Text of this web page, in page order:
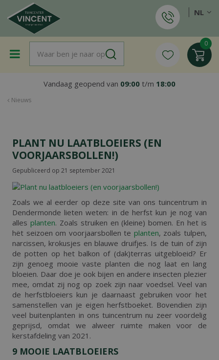
a
Nieuws
Vandaag geopend van 09:00 t/m 18:00
NL
PLANT NU LAATBLOEIERS (EN
VOORJAARSBOLLEN!)
Gepubliceerd op 21 september 2021
Zoals we al eerder op deze site van ons tuincentrum in
Dendermonde lieten weten: in de herfst kun je nog van
alles planten. Zoals struiken en (kleine) bomen. En het is
hët seizoen om voorjaarsbollen te planten, zoals tulpen,
narcissen, krokusjes en blauwe druifjes. Is de tuin of zijn
de potten op het balkon of (dak)terras uitgebloeid? Er
zijn genoeg mooie vaste planten die nog laat en lang
bloeien. Daar doe je ook bijen en andere insecten plezier
mee, omdat zij nog op zoek zijn naar voedsel. Veel van
de herfstbloeiers kun je daarnaast gebruiken voor het
samenstellen van je eigen herfstboeket. Bovendien zijn
veel buitenplanten in ons tuincentrum nu zeer voordelig
geprijsd, omdat we alweer ruimte maken voor de
kerstafdeling van 2021.
9 MOOIE LAATBLOEIERS